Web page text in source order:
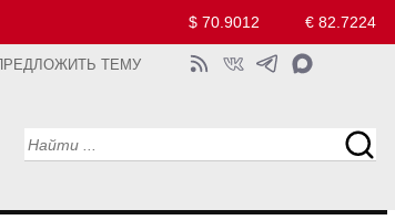
$ 70.9012 € 82.7224
ПРЕДЛОЖИТЬ ТЕМУ